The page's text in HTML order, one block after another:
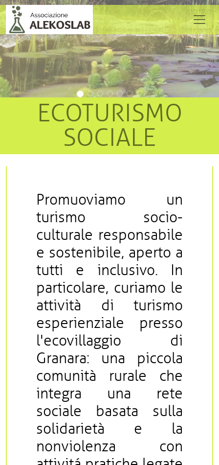
Salta al contenuto principale
Precedente
ECOTURISMO
SOCIALE
Promuoviamo un
turismo socio-
culturale responsabile
e sostenibile, aperto a
tutti e inclusivo. In
particolare, curiamo le
attività di turismo
esperienziale presso
l'ecovillaggio di
Granara: una piccola
comunità rurale che
integra una rete
sociale basata sulla
solidarietà e la
nonviolenza con